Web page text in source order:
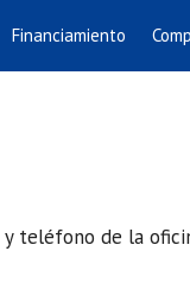
Financiamiento
teléfono de la